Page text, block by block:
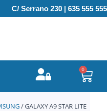
C/ Serrano 230 | 635 555 555
0
/ GALAXY A9 STAR LITE